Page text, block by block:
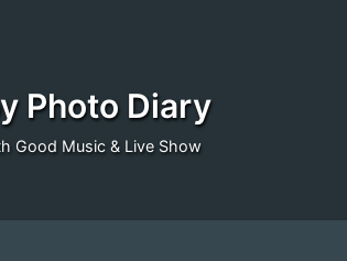
Photo Diary
Good Music & Live Show